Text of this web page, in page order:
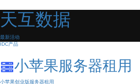
天互数据
最新活动
IDC产品
小苹果服务器租用
小苹果创业版服务器租用